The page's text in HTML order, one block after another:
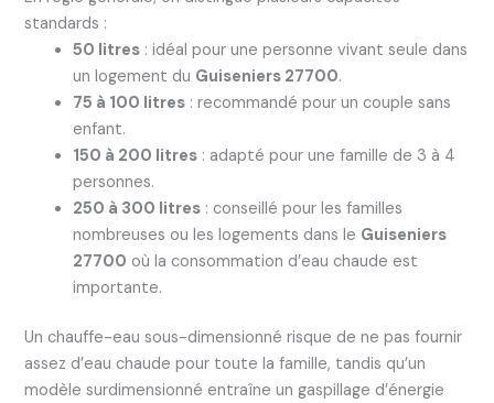
standards :
50 litres: idéal pour une personne vivant seule dans
un logement du Guiseniers 27700.
75 à 100 litres: recommandé pour un couple sans
enfant.
150 à 200 litres: adapté pour une famille de 3 à 4
personnes.
250 à 300 litres: conseillé pour les familles
nombreuses ou les logements dans le Guiseniers
27700 où la consommation d’eau chaude est
importante.
Un chauffe-eau sous-dimensionné risque de ne pas fournir
assez d’eau chaude pour toute la famille, tandis qu’un
modèle surdimensionné entraîne un gaspillage d’énergie